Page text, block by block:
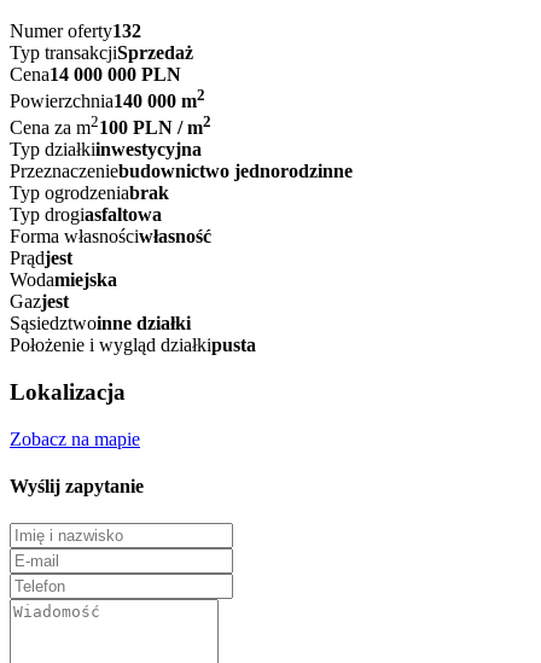
Numer oferty132
Typ transakcjiSprzedaż
Cena14 000 000 PLN
Powierzchnia140 000 m2
Cena za m2100 PLN / m2
Typ działkiinwestycyjna
Przeznaczeniebudownictwo jednorodzinne
Typ ogrodzeniabrak
Typ drogiasfaltowa
Forma własnościwłasność
Prądjest
Wodamiejska
Gazjest
Sąsiedztwoinne działki
Położenie i wygląd działkipusta
Lokalizacja
Zobacz na mapie
Wyślij zapytanie